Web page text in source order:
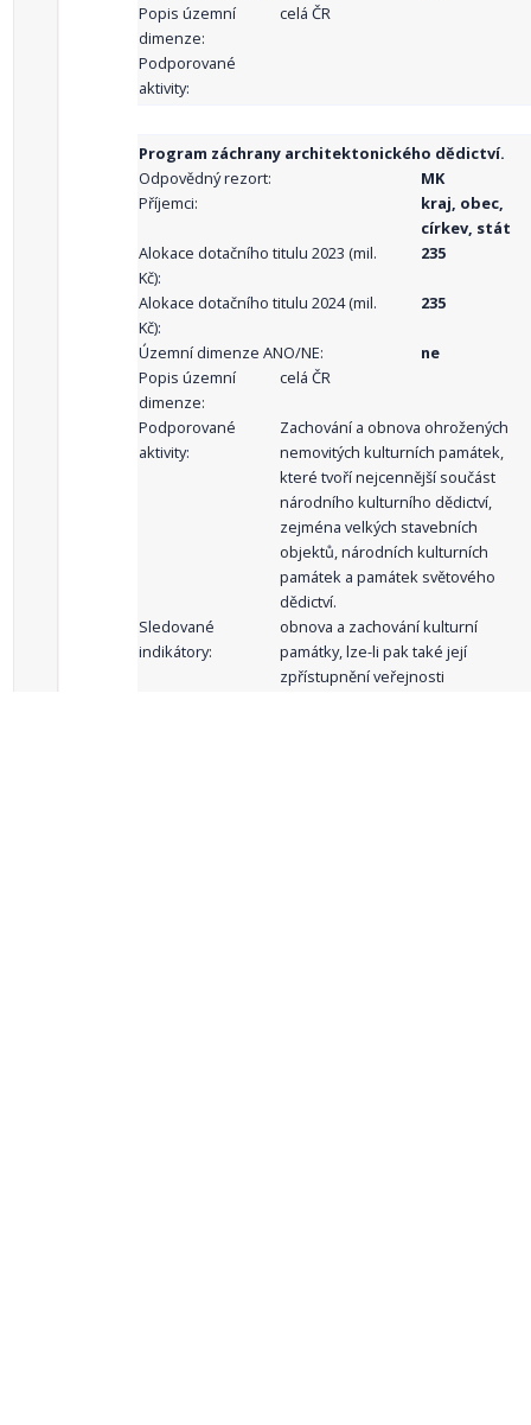
Popis územní
dimenze:
celá ČR
Podporované
aktivity:
Program záchrany architektonického dědictví.
Odpovědný rezort:
MK
Příjemci:
kraj, obec,
církev, stát
Alokace dotačního titulu 2023 (mil.
Kč):
235
Alokace dotačního titulu 2024 (mil.
Kč):
235
Územní dimenze ANO/NE:
ne
Popis územní
dimenze:
celá ČR
Podporované
aktivity:
Zachování a obnova ohrožených
nemovitých kulturních památek,
které tvoří nejcennější součást
národního kulturního dědictví,
zejména velkých stavebních
objektů, národních kulturních
památek a památek světového
dědictví.
Sledované
indikátory:
obnova a zachování kulturní
památky, lze-li pak také její
zpřístupnění veřejnosti